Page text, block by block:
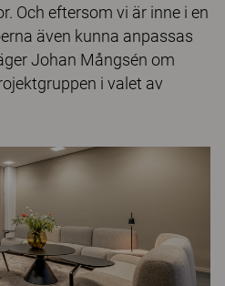
Och eftersom vi är inne i en
även kunna anpassas
Johan Mångsén om
i valet av